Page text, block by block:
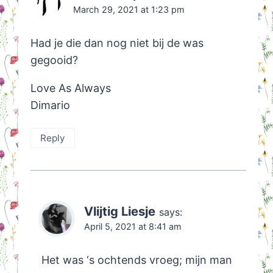
March 29, 2021 at 1:23 pm
Had je die dan nog niet bij de was
gegooid?
Love As Always
Dimario
Reply
Vlijtig Liesje says:
April 5, 2021 at 8:41 am
Het was ‘s ochtends vroeg; mijn man